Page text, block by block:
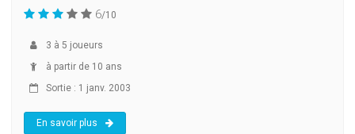
6/10
3 à 5 joueurs
à partir de 10 ans
Sortie : 1 janv. 2003
En savoir plus